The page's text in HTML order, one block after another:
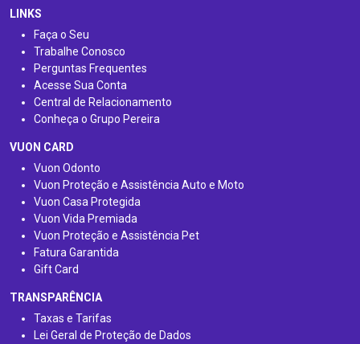
LINKS
Faça o Seu
Trabalhe Conosco
Perguntas Frequentes
Acesse Sua Conta
Central de Relacionamento
Conheça o Grupo Pereira
VUON CARD
Vuon Odonto
Vuon Proteção e Assistência Auto e Moto
Vuon Casa Protegida
Vuon Vida Premiada
Vuon Proteção e Assistência Pet
Fatura Garantida
Gift Card
TRANSPARÊNCIA
Taxas e Tarifas
Lei Geral de Proteção de Dados